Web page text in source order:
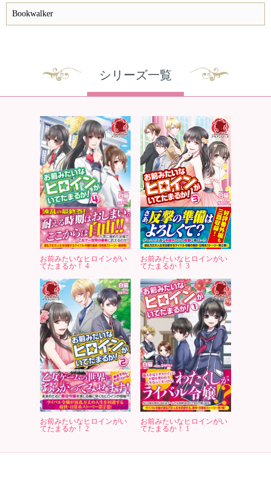
Bookwalker
シリーズ一覧
お前みたいなヒロインがい
てたまるか！ 4
お前みたいなヒロインがい
てたまるか！ 3
お前みたいなヒロインがい
てたまるか！ 2
お前みたいなヒロインがい
てたまるか！ 1